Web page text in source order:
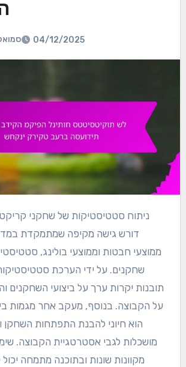
04/12/2025
ניתוח סטטיסטיקות של שחקני קריקט בערב הסעודית
דורש גישה מקיפה שמתמקדת
ממוצעי חבטות וממוצעי בולינג,
שחקנים. על ידי הערכת
תובנות יקרות ערך על ביצועי השחקנים
על הקבוצה. בנוסף, מעקב אחר מגמות
הוא חיוני להבנת התפתחות
מושכלות לגבי אסטרטגיית הקבוצה.
מקוונות שונות ובתוכנה מתמחה